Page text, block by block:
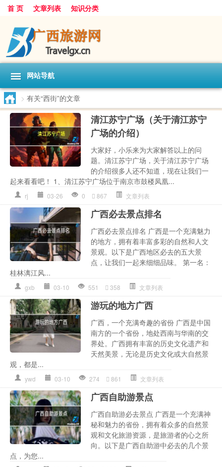
首 页 文章列表 知识分类
网站导航
> 有关“西街”的文章
清江苏宁广场（关于清江苏宁
广场的介绍）
大家好，小乐来为大家解答以上的问
题。清江苏宁广场，关于清江苏宁广场
的介绍很多人还不知道，现在让我们一
起来看看吧！ 1、清江苏宁广场位于南京市鼓楼凤凰...
rj 03-26 0 867 文章列表
广西必去景点排名
广西必去景点排名 广西是一个充满魅力
的地方，拥有着丰富多彩的自然和人文
景观。以下是广西地区必去的五大景
点，让我们一起来细细品味。 第一名：
桂林漓江风...
gxb 03-10 551 358 文章列表
游玩的地方广西
广西，一个充满奇趣的省份 广西是中国
南方的一个省份，地处西南与华南的交
界处。广西拥有丰富的历史文化遗产和
天然美景，无论是历史文化或大自然景
观，都是...
ywd 03-10 274 861 文章列表
广西自助游景点
广西自助游必去景点 广西是一个充满神
秘和魅力的省份，拥有着众多的自然景
观和文化旅游资源，是旅游者的心之所
向。以下是广西自助游中必去的几个景
点，为您...